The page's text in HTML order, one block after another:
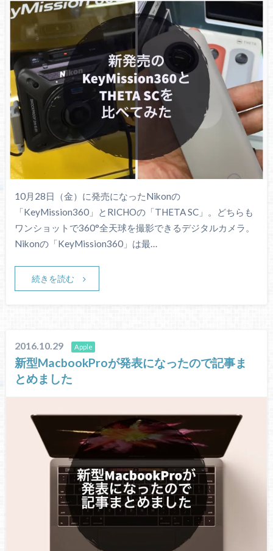
10月28日（金）に発売になったNikonの
「KeyMission360」とRICHOの「THETA SC」。どちらも
ワンショットで360°全天球を撮影できるデジタルカメラ。
Nikonの「KeyMission360」は最…
続きを読む
2016.10.29 Apple
新型MacbookProが発表になったので記事ま
とめました